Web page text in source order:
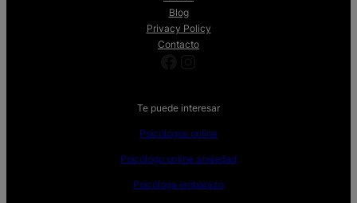
Blog
Privacy Policy
Contacto
Te puede interesar
Psicólogos online
Psicólogo online ansiedad
Psicóloga embarazo